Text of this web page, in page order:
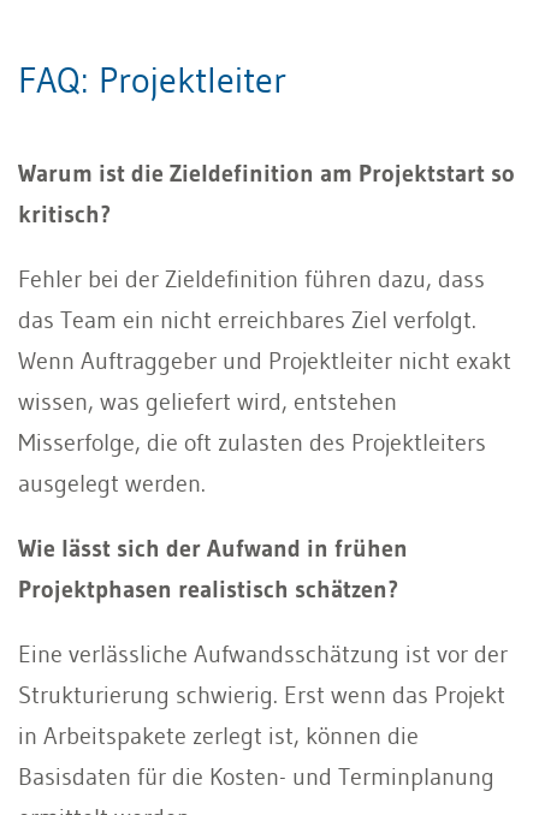
FAQ: Projektleiter
Warum ist die Zieldefinition am Projektstart so
kritisch?
Fehler bei der Zieldefinition führen dazu, dass
das Team ein nicht erreichbares Ziel verfolgt.
Wenn Auftraggeber und Projektleiter nicht exakt
wissen, was geliefert wird, entstehen
Misserfolge, die oft zulasten des Projektleiters
ausgelegt werden.
Wie lässt sich der Aufwand in frühen
Projektphasen realistisch schätzen?
Eine verlässliche Aufwandsschätzung ist vor der
Strukturierung schwierig. Erst wenn das Projekt
in Arbeitspakete zerlegt ist, können die
Basisdaten für die Kosten- und Terminplanung